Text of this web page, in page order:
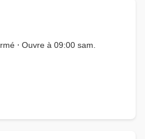
⋅ Ouvre à 09:00 sam.